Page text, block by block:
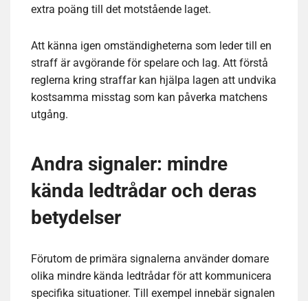
extra poäng till det motstående laget.
Att känna igen omständigheterna som leder till en
straff är avgörande för spelare och lag. Att förstå
reglerna kring straffar kan hjälpa lagen att undvika
kostsamma misstag som kan påverka matchens
utgång.
Andra signaler: mindre
kända ledtrådar och deras
betydelser
Förutom de primära signalerna använder domare
olika mindre kända ledtrådar för att kommunicera
specifika situationer. Till exempel innebär signalen